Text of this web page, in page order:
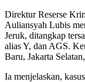
Direktur Reserse
Auliansyah Lubis
Jeruk, ditangkap
alias Y, dan AGS.
Baru, Jakarta
Ia menjelaskan,